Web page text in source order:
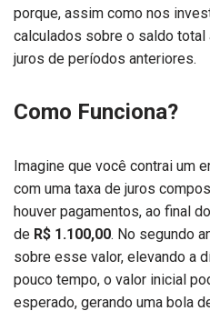
porque, assim como nos
calculados sobre o saldo total
juros de períodos anteriores.
Como Funciona?
Imagine que você contrai um
com uma taxa de juros
houver pagamentos, ao final
de R$ 1.100,00. No segundo
sobre esse valor, elevando a
pouco tempo, o valor inicial
esperado, gerando uma bola